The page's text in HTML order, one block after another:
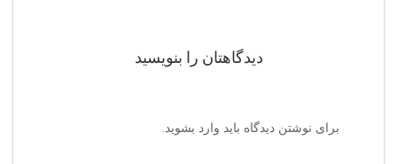
دیدگاهتان را بنویسید
برای نوشتن دیدگاه باید وارد بشوید.